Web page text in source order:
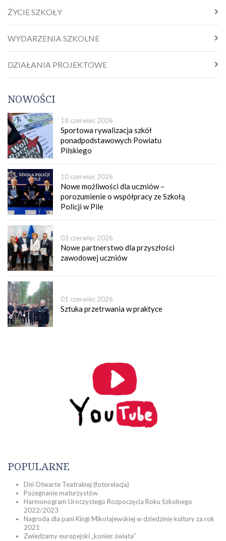
ŻYCIE SZKOŁY
WYDARZENIA SZKOLNE
DZIAŁANIA PROJEKTOWE
NOWOŚCI
18 czerwiec 2026
Sportowa rywalizacja szkół
ponadpodstawowych Powiatu
Pilskiego
10 czerwiec 2026
Nowe możliwości dla uczniów –
porozumienie o współpracy ze Szkołą
Policji w Pile
03 czerwiec 2026
Nowe partnerstwo dla przyszłości
zawodowej uczniów
01 czerwiec 2026
Sztuka przetrwania w praktyce
POPULARNE
Dni Otwarte Teatralnej (fotorelacja)
Pożegnanie maturzystów
Harmonogram Uroczystego Rozpoczęcia Roku Szkolnego
2022/2023
Nagroda dla pani Kingi Mikołajewskiej w dziedzinie kultury za rok
2021
Zwiedzamy europejski „koniec świata”